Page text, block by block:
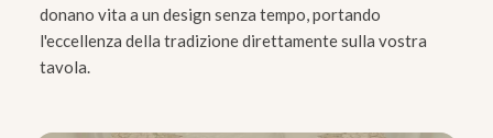
donano vita a un design senza tempo, portando
l'eccellenza della tradizione direttamente sulla vostra
tavola.